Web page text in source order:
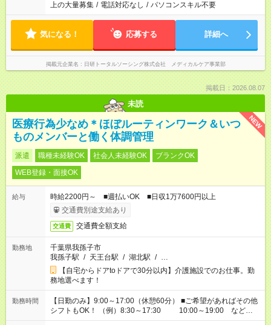
上の大量募集 / 電話対応なし / パソコンスキル不要
気になる！ 応募する 詳細へ
掲載元企業名 日研トータルソーシング株式会社 メディカルケア事業部
掲載日：2026.08.07
未読
NEW
医療行為少なめ＊ほぼルーティンワーク＆いつ
ものメンバーと働く体調管理
派遣 職種未経験OK 社会人未経験OK
ブランクOK
WEB登録・面接OK
給与
時給2200円～ ■週払いOK ■日収1万7600円以上
交通費別途支給あり
交通費 交通費全額支給
勤務地
千葉県我孫子市
我孫子駅 / 天王台駅 / 湖北駅 / …
【自宅からドアtoドアで30分以内】介護施設でのお仕事。勤
務地選べます！
勤務時間
【日勤のみ】9:00～17:00（休憩60分） ■ご希望があればその他
シフトもOK！ （例）8:30～17:30 10:00～19:00 など
「家族とお休みを合わせたい」 「できれば残業はしたくない」